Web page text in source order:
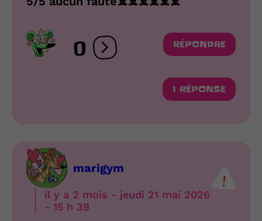
0 Ouvrir les réactions
RÉPONDRE
1 RÉPONSE
marigym
il y a 2 mois - jeudi 21 mai 2026
- 15 h 39